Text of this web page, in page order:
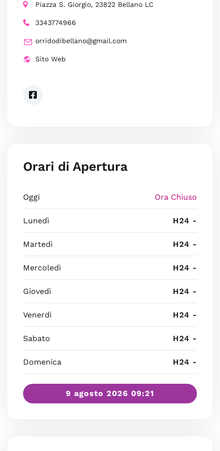
Piazza S. Giorgio, 23822 Bellano LC
3343774966
orridodibellano@gmail.com
Sito Web
Orari di Apertura
Oggi Ora Chiuso
Lunedì H24 -
Martedì H24 -
Mercoledì H24 -
Giovedì H24 -
Venerdì H24 -
Sabato H24 -
Domenica H24 -
9 agosto 2026 09:21